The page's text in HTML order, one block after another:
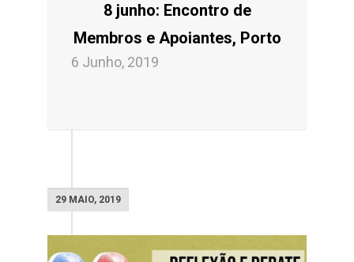
8 junho: Encontro de
Membros e Apoiantes, Porto
6 Junho, 2019
29 MAIO, 2019